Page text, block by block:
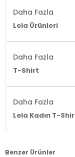
Daha Fazla
Lela Ürünleri
Daha Fazla
T-Shirt
Daha Fazla
Lela Kadın T-
Benzer Ürünler